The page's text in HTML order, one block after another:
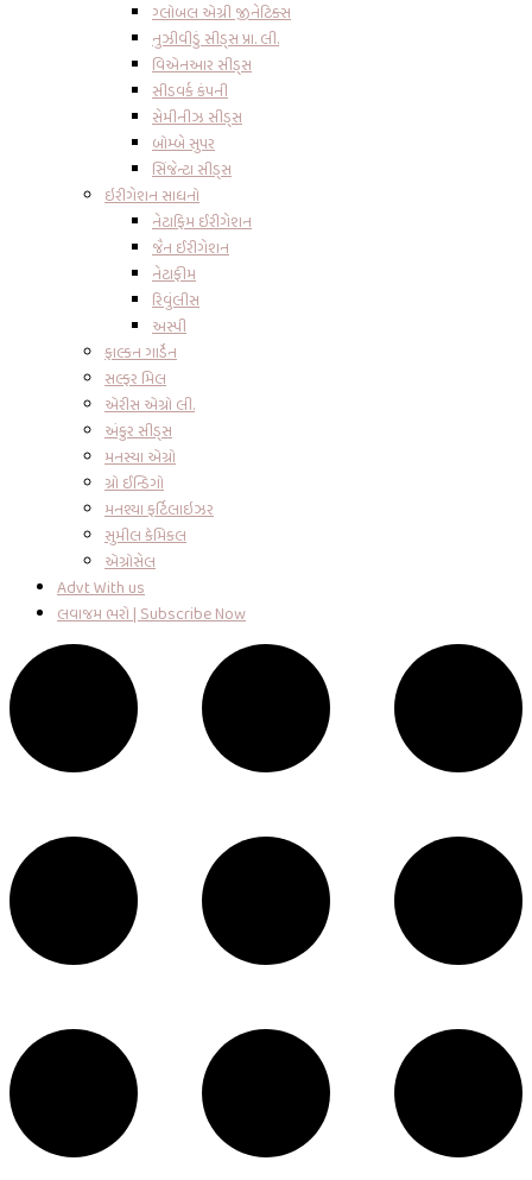
ગ્લોબલ એગ્રી જીનેટિક્સ
નુઝીવીડું સીડ્સ પ્રા. લી.
વિએનઆર સીડ્સ
સીડવર્ક કંપની
સેમીનીઝ સીડ્સ
બોમ્બે સુપર
સિંજેન્ટા સીડ્સ
ઇરીગેશન સાધનો
નેટાફિમ ઈરીગેશન
જૈન ઈરીગેશન
નેટાફીમ
રિવુંલીસ
અસ્પી
ફાલ્કન ગાર્ડેન
સલ્ફર મિલ
એરીસ એગ્રો લી.
અંકુર સીડ્સ
મનસ્યા એગ્રો
ગ્રો ઈન્ડિગો
મનશ્યા ફર્ટિલાઇઝર
સુમીલ કેમિકલ
એગ્રોસેલ
Advt With us
લવાજમ ભરો | Subscribe Now